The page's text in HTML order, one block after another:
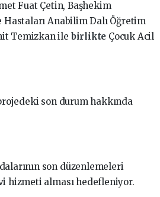
Fuat Çetin, Başhekim
Hastaları Anabilim Dalı Öğretim
Temizkan ile birlikte Çocuk Acil
son durum hakkında
son düzenlemeleri
hizmeti alması hedefleniyor.